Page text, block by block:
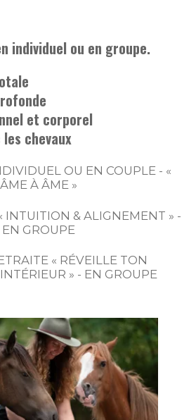
individuel ou en groupe.
et corporel
chevaux
OU EN COUPLE - «
ÂME À ÂME »
INTUITION & ALIGNEMENT » -
EN GROUPE
« RÉVEILLE TON
» - EN GROUPE